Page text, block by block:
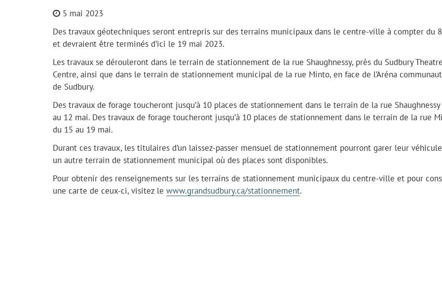
5 mai 2023
Des travaux géotechniques seront entrepris sur des terrains municipaux dans le centre-ville à compter du
et devraient être terminés d’ici le 19 mai 2023.
Les travaux se dérouleront dans le terrain de stationnement de la rue Shaughnessy, près du Sudbury Theatre
Centre, ainsi que dans le terrain de stationnement municipal de la rue Minto, en face de l’Aréna
de Sudbury.
Des travaux de forage toucheront jusqu’à 10 places de stationnement dans le terrain de la rue
au 12 mai. Des travaux de forage toucheront jusqu’à 10 places de stationnement dans le terrain de la rue
du 15 au 19 mai.
Durant ces travaux, les titulaires d’un laissez-passer mensuel de stationnement pourront garer leur
un autre terrain de stationnement municipal où des places sont disponibles.
Pour obtenir des renseignements sur les terrains de stationnement municipaux du centre-ville et pour
une carte de ceux-ci, visitez le www.grandsudbury.ca/stationnement.